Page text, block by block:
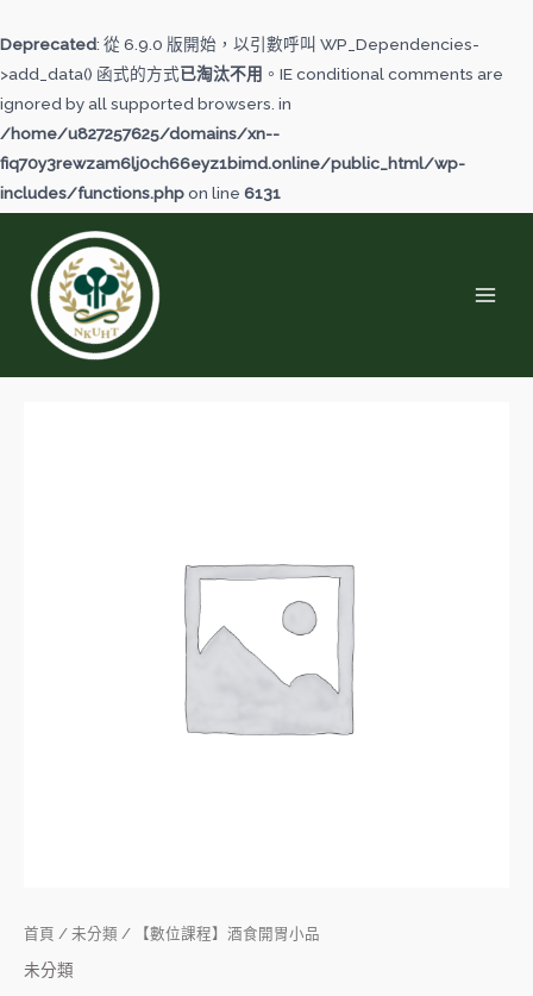
Deprecated: 從 6.9.0 版開始，以引數呼叫 WP_Dependencies-
>add_data() 函式的方式已淘汰不用 。IE conditional comments are
ignored by all supported browsers. in
/home/u827257625/domains/xn--
fiq70y3rewzam6lj0ch66eyz1bimd.online/public_html/wp-
includes/functions.phpon line 6131
至
主
要
內
容
首頁 / 未分類 / 【數位課程】酒食開胃小品
未分類